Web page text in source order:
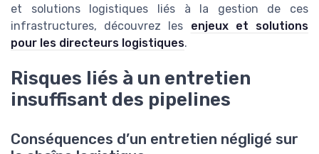
et solutions logistiques liés à la gestion de ces
infrastructures, découvrez les enjeux et solutions
pour les directeurs logistiques.
Risques liés à un entretien
insuffisant des pipelines
Conséquences d’un entretien négligé sur